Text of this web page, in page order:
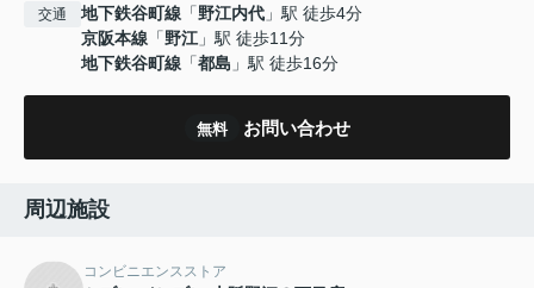
交通 地下鉄谷町線 「野江内代 」駅 徒歩4分
京阪本線 「野江 」駅 徒歩11分
地下鉄谷町線 「都島 」駅 徒歩16分
無料 お問い合わせ
周辺施設
コンビニエンスストア